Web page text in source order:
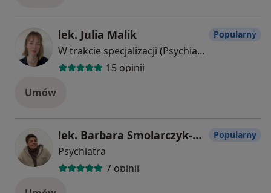
lek. Julia Malik
W trakcie specjalizacji (Psychiatra)
15 opinii
Popularny
Umów
lek. Barbara Smolarczyk-Pająk
Psychiatra
7 opinii
Popularny